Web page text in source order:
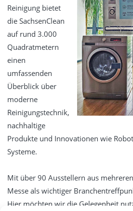
Dosiertechnik
Wäschekennzeichnung
Luftdesinfektion durch UV-Strahlung
Gebrauchte Wäschereitechnik
Service
Essentia -Wartungsverträge
UVV VDE
Schulung
expertenTREFF CARE
Grundlehrgang Lagoon Advance Care
Grundlehrgang Wäscherei
Reinigung bietet
die SachsenClean
auf rund 3.000
Quadratmetern
einen
umfassenden
Überblick über
moderne
Reinigungstechnik,
nachhaltige
Produkte und Innovationen wie
Systeme.
Mit über 90 Ausstellern aus
Messe als wichtiger
Hier möchten wir die Gelegenheit